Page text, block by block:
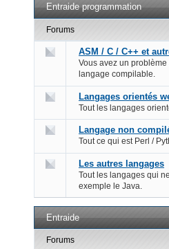
Entraide programmation
Forums
ASM / C / C++ et
Vous avez un
langage compilable.
Langages orientés
Tout les langages
Langage non
Tout ce qui est Perl /
Les autres langages
Tout les langages qui
exemple le Java.
Entraide
Forums